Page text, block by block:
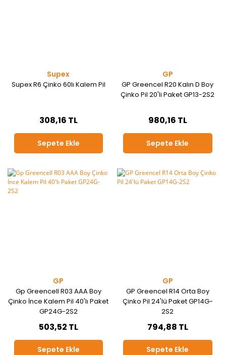
Supex
Supex R6 Çinko 60lı Kalem Pil
308,16 TL
Sepete Ekle
GP
GP Greencel R20 Kalın D Boy
Çinko Pil 20'li Paket GP13-2S2
980,16 TL
Sepete Ekle
GP
Gp Greencell R03 AAA Boy
Çinko İnce Kalem Pil 40'lı Paket
GP24G-2S2
503,52 TL
Sepete Ekle
GP
GP Greencel R14 Orta Boy
Çinko Pil 24'lü Paket GP14G-
2S2
794,88 TL
Sepete Ekle